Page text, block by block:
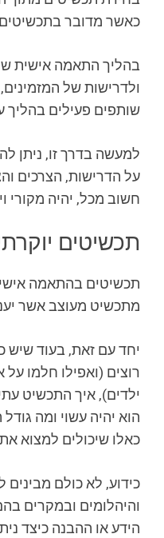
כאשר מדובר בתכשיטים
בהליך התאמה אישית
ולדרישות של
שותפים פעילים בהליך
למעשה בדרך זו, ניתן
על הדרישות, הצרכים
חשוב מכל, יהיה מקורי
תכשיטים
תכשיטים בהתאמה
מתכשיט מעוצב אשר
יחד עם זאת, בעוד שיש
רוצים (ואפילו חלמו על
ילדים), איך התכשיט
הוא יהיה עשוי ומה
כאלו שיכולים למצוא
כידוע, לא כולם
והיהלומים ובמקרים
הידע או ההבנה כיצד